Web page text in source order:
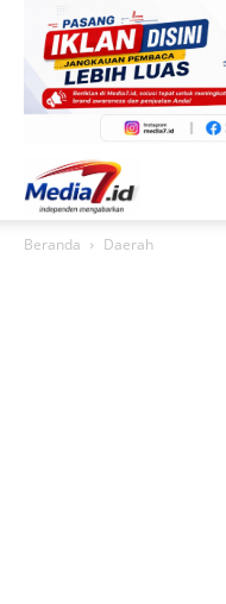
Beranda Daerah